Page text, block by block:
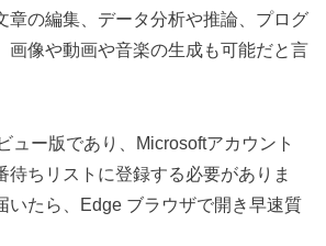
章の編集、データ分析や推論、プログ
画像や動画や音楽の生成も可能だと言
ュー版であり、Microsoftアカウント
待ちリストに登録する必要がありま
いたら、Edge ブラウザで開き早速質